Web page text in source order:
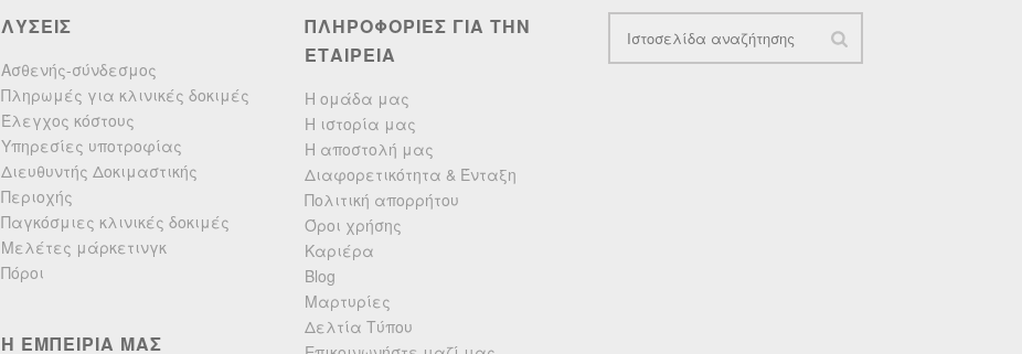
ΛΥΣΕΙΣ
Ασθενής-σύνδεσμος
Πληρωμές για κλινικές δοκιμές
Έλεγχος κόστους
Υπηρεσίες υποτροφίας
Διευθυντής Δοκιμαστικής
Περιοχής
Παγκόσμιες κλινικές δοκιμές
Μελέτες μάρκετινγκ
Πόροι
Η ΕΜΠΕΙΡΙΑ ΜΑΣ
ΠΛΗΡΟΦΟΡΙΕΣ ΓΙΑ ΤΗΝ
ΕΤΑΙΡΕΙΑ
Η ομάδα μας
Η ιστορία μας
Η αποστολή μας
Διαφορετικότητα & Ένταξη
Πολιτική απορρήτου
Όροι χρήσης
Καριέρα
Blog
Μαρτυρίες
Δελτία Τύπου